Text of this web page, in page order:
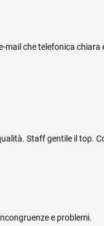
che telefonica
Staff gentile il top.
e problemi.